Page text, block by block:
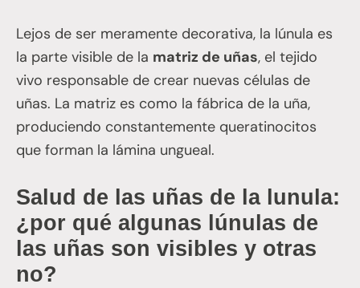
Lejos de ser meramente decorativa, la lúnula es
la parte visible de la matriz de uñas, el tejido
vivo responsable de crear nuevas células de
uñas. La matriz es como la fábrica de la uña,
produciendo constantemente queratinocitos
que forman la lámina ungueal.
Salud de las uñas de la lunula:
¿por qué algunas lúnulas de
las uñas son visibles y otras
no?